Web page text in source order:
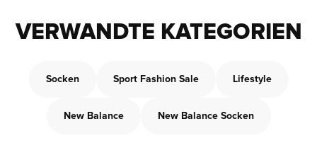
VERWANDTE KATEGORIEN
Socken Sport Fashion Sale Lifestyle
New Balance New Balance Socken